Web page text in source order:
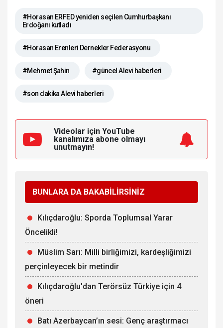
#Horasan ERFED yeniden seçilen Cumhurbaşkanı
Erdoğanı kutladı
#Horasan Erenleri Dernekler Federasyonu
#Mehmet Şahin #güncel Alevi haberleri
#son dakika Alevi haberleri
Videolar için YouTube
kanalımıza abone olmayı
unutmayın!
BUNLARA DA BAKABİLİRSİNİZ
Kılıçdaroğlu: Sporda Toplumsal Yarar
Öncelikli!
Müslim Sarı: Milli birliğimizi, kardeşliğimizi
perçinleyecek bir metindir
Kılıçdaroğlu'dan Terörsüz Türkiye için 4
öneri
Batı Azerbaycan’ın sesi: Genç araştırmacı